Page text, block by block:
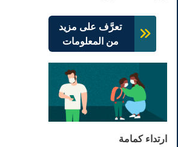
تعرَّف على مزيد
من المعلومات
ارتداء كمامة